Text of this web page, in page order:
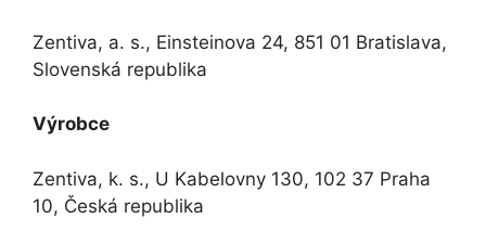
Zentiva, a. s., Einsteinova 24, 851 01 Bratislava,
Slovenská republika
Výrobce
Zentiva, k. s., U Kabelovny 130, 102 37 Praha
10, Česká republika